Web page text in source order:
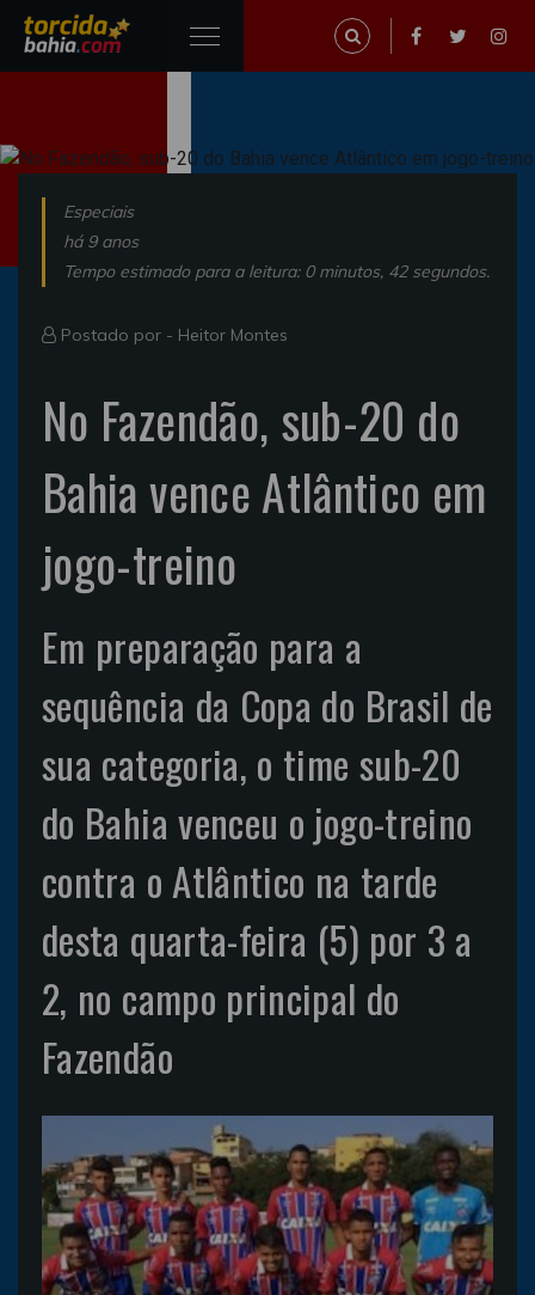
Especiais
há 9 anos
Tempo estimado para a leitura: 0 minutos, 42 segundos.
Postado por - Heitor Montes
No Fazendão, sub-20 do
Bahia vence Atlântico em
jogo-treino
Em preparação para a
sequência da Copa do Brasil de
sua categoria, o time sub-20
do Bahia venceu o jogo-treino
contra o Atlântico na tarde
desta quarta-feira (5) por 3 a
2, no campo principal do
Fazendão